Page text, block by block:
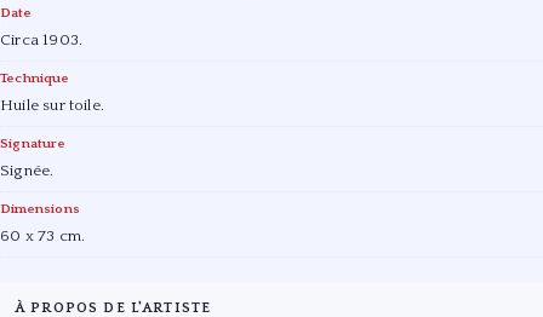
Date
Circa 1903.
Technique
Huile sur toile.
Signature
Signée.
Dimensions
60 x 73 cm.
À PROPOS DE L'ARTISTE